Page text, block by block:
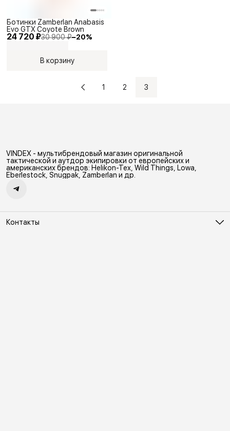
24 720 ₽30 900 ₽−20%
Ботинки Zamberlan Anabasis
Evo GTX Coyote Brown
В корзину
1 2 3
VINDEX - мультибрендовый магазин оригинальной
тактической и аутдор экипировки от европейских и
американских брендов: Helikon-Tex, Wild Things, Lowa,
Eberlestock, Snugpak, Zamberlan и др.
Контакты